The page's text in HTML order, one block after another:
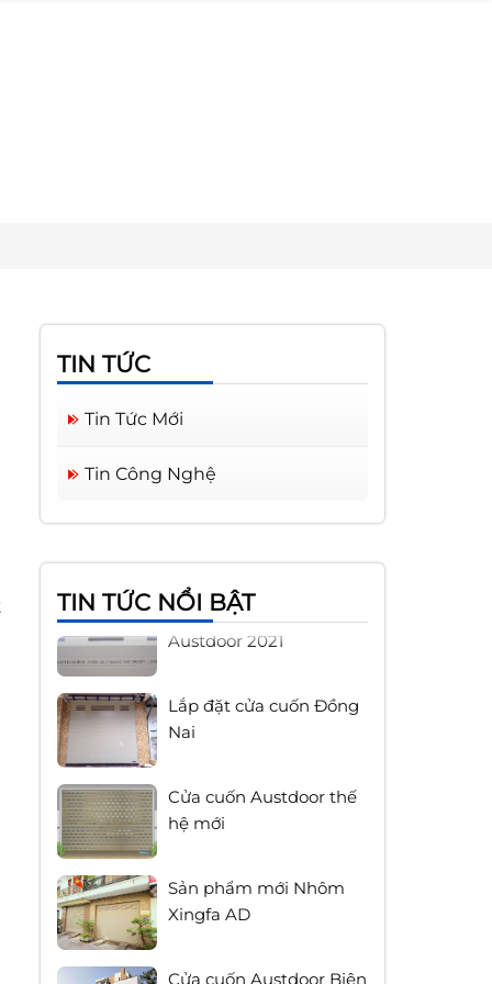
TIN TỨC
Tin Tức Mới
Tin Công Nghệ
TIN TỨC NỔI BẬT
Cửa cuốn Austdoor Biên
Austdoor 2021
Nai
hệ mới
Xingfa AD
Hòa Đồng Nai